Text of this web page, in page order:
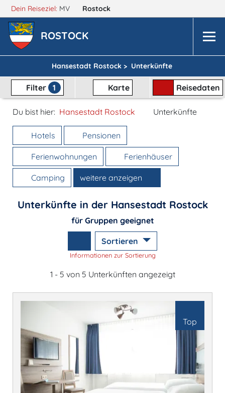
Dein Reiseziel: MV Rostock
ROSTOCK
Hansestadt Rostock > Unterkünfte
Filter 1 Karte Reisedaten
Du bist hier: Hansestadt Rostock Unterkünfte
Hotels Pensionen
Ferienwohnungen Ferienhäuser
Camping weitere anzeigen
Unterkünfte in der Hansestadt Rostock
für Gruppen geeignet
Sortieren
Informationen zur Sortierung
1 - 5 von 5 Unterkünften angezeigt
Top